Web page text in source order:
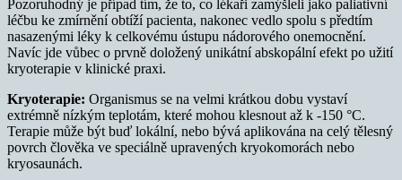
Pozoruhodný je případ tím, že to, co lékaři zamýšleli jako paliativní
léčbu ke zmírnění obtíží pacienta, nakonec vedlo spolu s předtím
nasazenými léky k celkovému ústupu nádorového onemocnění.
Navíc jde vůbec o prvně doložený unikátní abskopální efekt po užití
kryoterapie v klinické praxi.
Kryoterapie: Organismus se na velmi krátkou dobu vystaví
extrémně nízkým teplotám, které mohou klesnout až k -150 °C.
Terapie může být buď lokální, nebo bývá aplikována na celý tělesný
povrch člověka ve speciálně upravených kryokomorách nebo
kryosaunách.